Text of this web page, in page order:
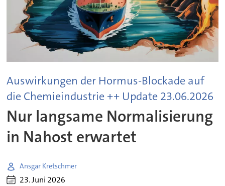
Auswirkungen der Hormus-Blockade auf
die Chemieindustrie ++ Update 23.06.2026
Nur langsame Normalisierung
in Nahost erwartet
Ansgar Kretschmer
23. Juni 2026